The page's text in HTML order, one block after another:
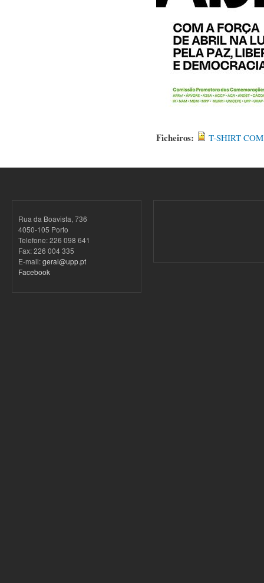
Ficheiros: T-SHIRT
Rua da Boavista, 736
4050-105 Porto
Telefone: 226 098 641
Fax: 226 004 335
E-mail:geral@upp.pt
Facebook